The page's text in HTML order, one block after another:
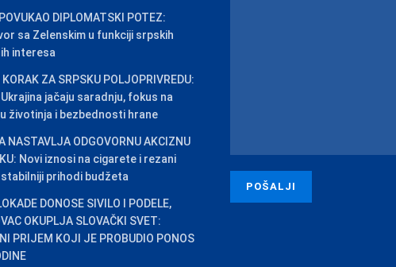
DIPLOMATSKI POTEZ:
sa Zelenskim u funkciji srpskih
interesa
ZA SRPSKU POLJOPRIVREDU:
Ukrajina jačaju saradnju, fokus na
životinja i bezbednosti hrane
NASTAVLJA ODGOVORNU AKCIZNU
Novi iznosi na cigarete i rezani
stabilniji prihodi budžeta
DONOSE SIVILO I PODELE,
OKUPLJA SLOVAČKI SVET:
PRIJEM KOJI JE PROBUDIO PONOS